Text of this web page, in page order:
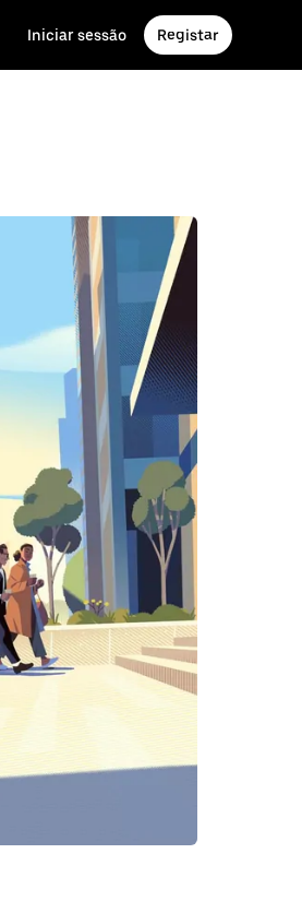
Iniciar sessão Registar